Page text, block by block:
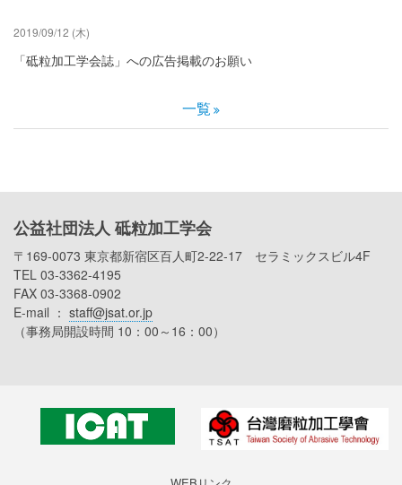
2019/09/12 (木)
「砥粒加工学会誌」への広告掲載のお願い
一覧
公益社団法人 砥粒加工学会
〒169-0073 東京都新宿区百人町2-22-17 セラミックスビル4F
TEL 03-3362-4195
FAX 03-3368-0902
E-mail ： staff@jsat.or.jp
（事務局開設時間 10：00～16：00）